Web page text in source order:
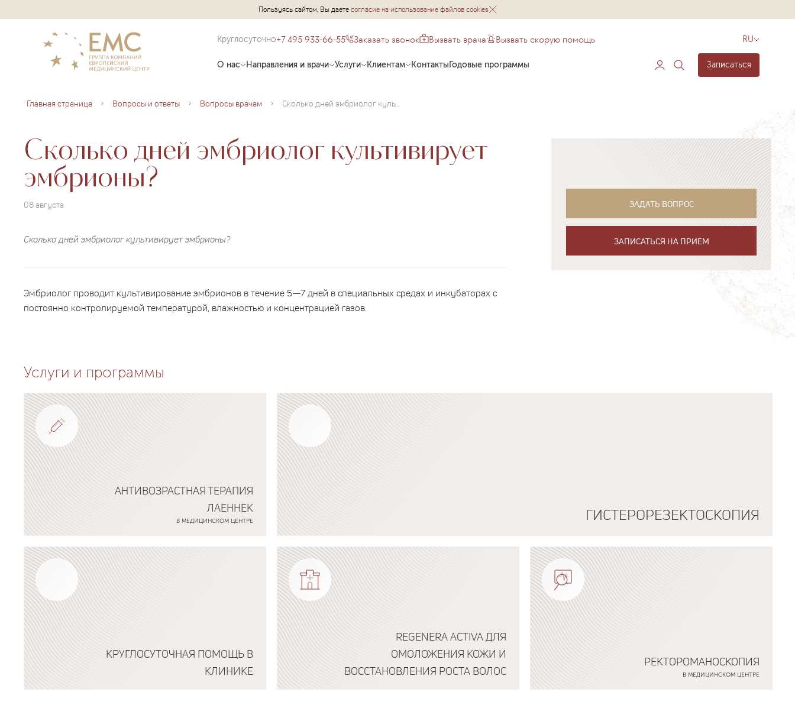
Пользуясь сайтом, Вы даетесогласие на использование файлов cookies
Круглосуточно+7 495 933-66-55 Заказать звонок Вызвать врача Вызвать скорую помощь RU
О нас Направления и врачи Услуги Клиентам КонтактыГодовые программы Записаться
Главная страница Вопросы и ответы Вопросы врачам Сколько дней эмбриолог культивирует эмбрионы?
Сколько дней эмбриолог культивирует
эмбрионы?
08 августа
Сколько дней эмбриолог культивирует эмбрионы?
Эмбриолог проводит культивирование эмбрионов в течение 5—7 дней в специальных средах и инкубаторах с
постоянно контролируемой температурой, влажностью и концентрацией газов.
ЗАДАТЬ ВОПРОС
ЗАПИСАТЬСЯ НА ПРИЕМ
Услуги и программы
АНТИВОЗРАСТНАЯ ТЕРАПИЯ
ЛАЕННЕК
В МЕДИЦИНСКОМ ЦЕНТРЕ
Подробнее о программе
ГИСТЕРОРЕЗЕКТОСКОПИЯ
Подробнее о программе
КРУГЛОСУТОЧНАЯ ПОМОЩЬ В
КЛИНИКЕ
REGENERA ACTIVA ДЛЯ
ОМОЛОЖЕНИЯ КОЖИ И
ВОССТАНОВЛЕНИЯ РОСТА ВОЛОС
РЕКТОРОМАНОСКОПИЯ
В МЕДИЦИНСКОМ ЦЕНТРЕ